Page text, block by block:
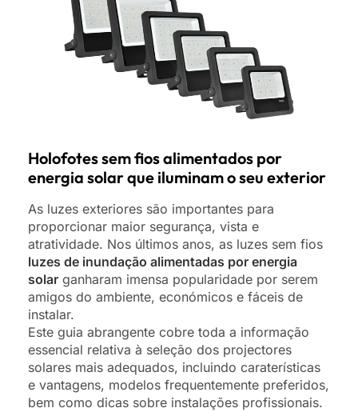
Holofotes sem fios alimentados por
energia solar que iluminam o seu exterior
As luzes exteriores são importantes para
proporcionar maior segurança, vista e
atratividade. Nos últimos anos, as luzes sem fios
luzes de inundação alimentadas por energia
solar ganharam imensa popularidade por serem
amigos do ambiente, económicos e fáceis de
instalar.
Este guia abrangente cobre toda a informação
essencial relativa à seleção dos projectores
solares mais adequados, incluindo caraterísticas
e vantagens, modelos frequentemente preferidos,
bem como dicas sobre instalações profissionais.